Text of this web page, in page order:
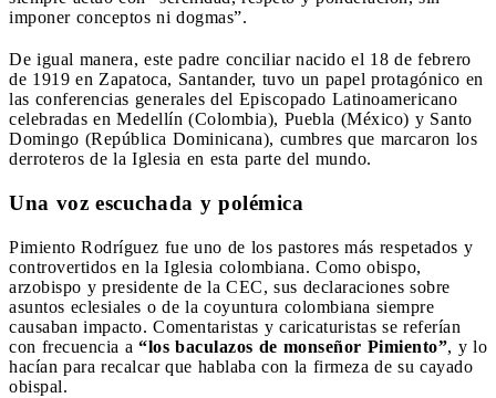
imponer conceptos ni dogmas”.
De igual manera, este padre conciliar nacido el 18 de febrero
de 1919 en Zapatoca, Santander, tuvo un papel protagónico en
las conferencias generales del Episcopado Latinoamericano
celebradas en Medellín (Colombia), Puebla (México) y Santo
Domingo (República Dominicana), cumbres que marcaron los
derroteros de la Iglesia en esta parte del mundo.
Una voz escuchada y polémica
Pimiento Rodríguez fue uno de los pastores más respetados y
controvertidos en la Iglesia colombiana. Como obispo,
arzobispo y presidente de la CEC, sus declaraciones sobre
asuntos eclesiales o de la coyuntura colombiana siempre
causaban impacto. Comentaristas y caricaturistas se referían
con frecuencia a “los baculazos de monseñor Pimiento”, y lo
hacían para recalcar que hablaba con la firmeza de su cayado
obispal.